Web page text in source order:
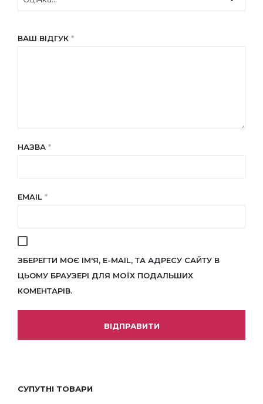
ВАШ ВІДГУК *
НАЗВА *
EMAIL *
ЗБЕРЕГТИ МОЄ ІМ'Я, E-MAIL, ТА АДРЕСУ САЙТУ В
ЦЬОМУ БРАУЗЕРІ ДЛЯ МОЇХ ПОДАЛЬШИХ
КОМЕНТАРІВ.
СУПУТНІ ТОВАРИ